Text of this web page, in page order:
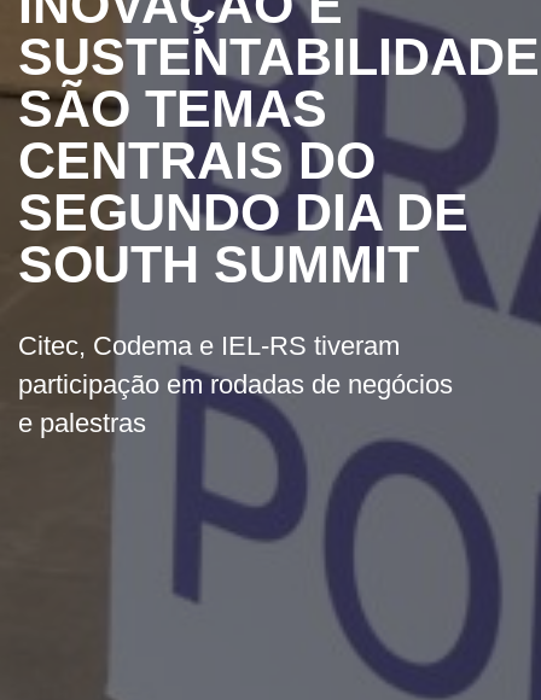
SUSTENTABILIDADE
SÃO TEMAS
CENTRAIS DO
SEGUNDO DIA DE
SOUTH SUMMIT
Citec, Codema e IEL-RS tiveram
participação em rodadas de negócios
e palestras